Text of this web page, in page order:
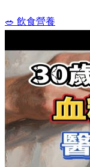
🥗 飲食營養